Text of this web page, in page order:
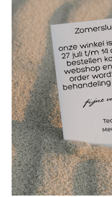
lichaamslengte vanaf
Wil je een fitnessbal
zaken waar je op moet
verkrijgbaar in
je kunt de kleur kiezen die
maat is belangrijk. Je
bepalen op basis van je
bal als bureaustoel wilt
om een maat kleiner te
hoogte van het bureau.
je rechtop staan tegen de
afstand vanaf de grond
muur. Op onze website
de fitnessballen van
geschikt zijn voor jou,
lichaamslengte.